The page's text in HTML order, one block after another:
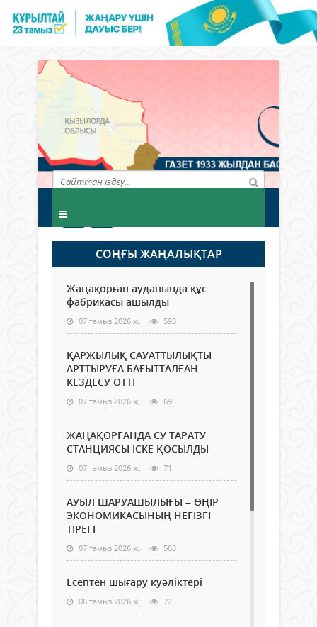
СОҢҒЫ ЖАҢАЛЫҚТАР
Жаңақорған ауданында құс
фабрикасы ашылды
07 тамыз 2026 ж. 593
ҚАРЖЫЛЫҚ САУАТТЫЛЫҚТЫ
АРТТЫРУҒА БАҒЫТТАЛҒАН
КЕЗДЕСУ ӨТТІ
07 тамыз 2026 ж. 69
ЖАҢАҚОРҒАНДА СУ ТАРАТУ
СТАНЦИЯСЫ ІСКЕ ҚОСЫЛДЫ
07 тамыз 2026 ж. 71
АУЫЛ ШАРУАШЫЛЫҒЫ – ӨҢІР
ЭКОНОМИКАСЫНЫҢ НЕГІЗГІ
ТІРЕГІ
07 тамыз 2026 ж. 563
Есептен шығару куәліктері
06 тамыз 2026 ж. 72